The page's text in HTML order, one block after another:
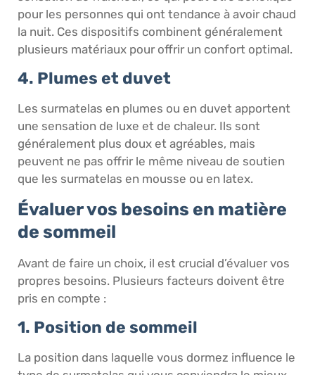
pour les personnes qui ont tendance à avoir chaud
la nuit. Ces dispositifs combinent généralement
plusieurs matériaux pour offrir un confort optimal.
4. Plumes et duvet
Les surmatelas en plumes ou en duvet apportent
une sensation de luxe et de chaleur. Ils sont
généralement plus doux et agréables, mais
peuvent ne pas offrir le même niveau de soutien
que les surmatelas en mousse ou en latex.
Évaluer vos besoins en matière
de sommeil
Avant de faire un choix, il est crucial d’évaluer vos
propres besoins. Plusieurs facteurs doivent être
pris en compte :
1. Position de sommeil
La position dans laquelle vous dormez influence le